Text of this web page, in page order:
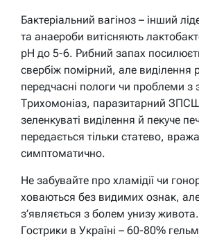
Бактеріальний вагіноз – інший
та анаероби витісняють
pH до 5-6. Рибний запах
свербіж помірний, але виділення
передчасні пологи чи проблеми з
Трихомоніаз, паразитарний
зеленкуваті виділення й пекуче
передається тільки статево,
симптоматично.
Не забувайте про хламідії чи
ховаються без видимих ознак,
з’являється з болем унизу
Гострики в Україні – 60-80%